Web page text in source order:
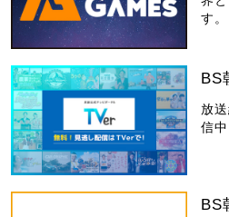
す。
BS
放
信
BS